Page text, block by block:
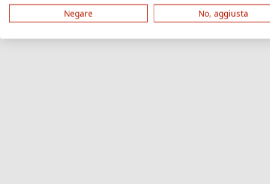
Negare
No, aggiusta